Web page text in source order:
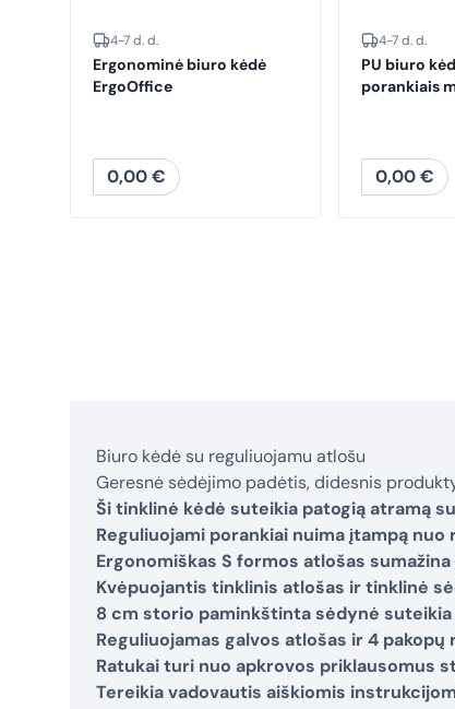
4-7 d. d.
Ergonominė biuro kėdė
ErgoOffice
0,00€
4-7 d. d.
PU biuro
porankiais
0,00€
Biuro kėdė su reguliuojamu atlošu
Geresnė sėdėjimo padėtis, didesnis
Ši tinklinė kėdė suteikia patogią atramą
Reguliuojami porankiai nuima įtampą nuo
Ergonomiškas S formos atlošas
Kvėpuojantis tinklinis atlošas ir tinklinė
8 cm storio paminkštinta sėdynė
Reguliuojamas galvos atlošas ir 4
Ratukai turi nuo apkrovos priklausomus
Tereikia vadovautis aiškiomis